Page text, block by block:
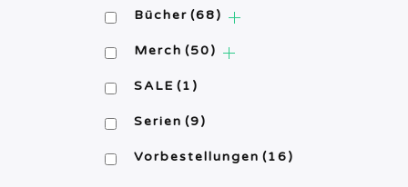
Bücher (68)
Merch (50)
SALE (1)
Serien (9)
Vorbestellungen (16)